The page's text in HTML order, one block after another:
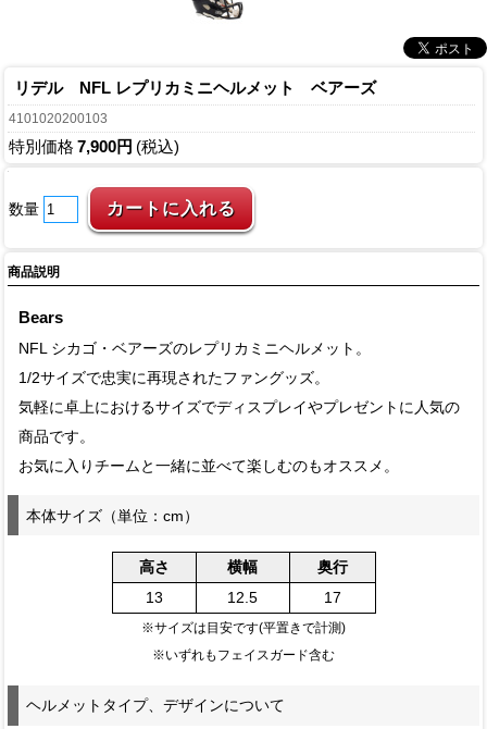
リデル NFL レプリカミニヘルメット ベアーズ
4101020200103
特別価格 7,900円 (税込)
数量
商品説明
Bears
NFL シカゴ・ベアーズのレプリカミニヘルメット。
1/2サイズで忠実に再現されたファングッズ。
気軽に卓上におけるサイズでディスプレイやプレゼントに人気の
商品です。
お気に入りチームと一緒に並べて楽しむのもオススメ。
本体サイズ（単位：cm）
高さ 横幅
奥行
13
12.5 17
※サイズは目安です(平置きで計測)
※いずれもフェイスガード含む
ヘルメットタイプ、デザインについて